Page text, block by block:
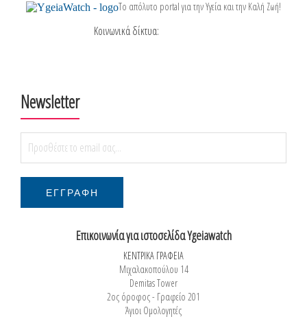
Το απόλυτο portal για την Υγεία και την Καλή Ζωή!
Κοινωνικά δίκτυα:
Newsletter
Επικοινωνία για ιστοσελίδα Ygeiawatch
ΚΕΝΤΡΙΚΑ ΓΡΑΦΕΙΑ
Μιχαλακοπούλου 14
Demitas Tower
2ος όροφος - Γραφείο 201
Άγιοι Ομολογητές